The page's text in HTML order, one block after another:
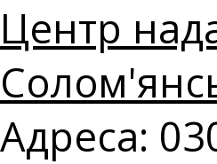
Центр
Адреса: